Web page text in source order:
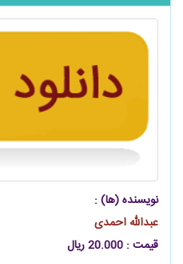
نویسنده (ها) :
عبدالله احمدی
قیمت : 20.000 ریال